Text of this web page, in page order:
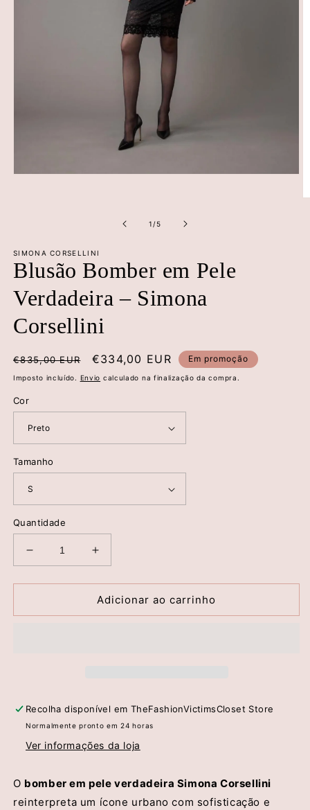
1 /de
5
SIMONA CORSELLINI
Blusão Bomber em Pele
Verdadeira – Simona
Corsellini
Preço
normal
€835,00 EUR
Preço
de
€334,00 EUR Em promoção
Imposto incluído. Envio calculado na finalização da compra.
Cor
Tamanho
Quantidade
Diminuir
a
quantidade
Blusão
Corsellini
Aumentar
a
quantidade
de
Blusão
Simona
Corsellini
Adicionar ao carrinho
Recolha disponível em TheFashionVictimsCloset Store
Normalmente pronto em 24 horas
Ver informações da loja
O bomber em pele verdadeira Simona Corsellini
reinterpreta um ícone urbano com sofisticação e